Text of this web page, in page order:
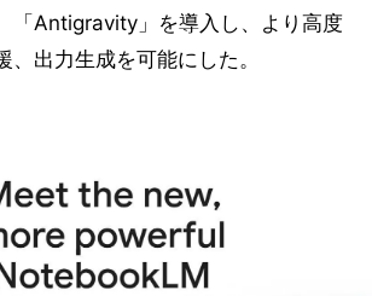
「Antigravity」を導入し、より高度
、出力生成を可能にした。